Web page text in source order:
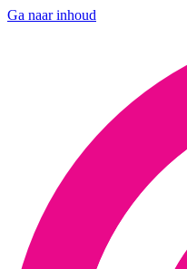
Ga naar inhoud